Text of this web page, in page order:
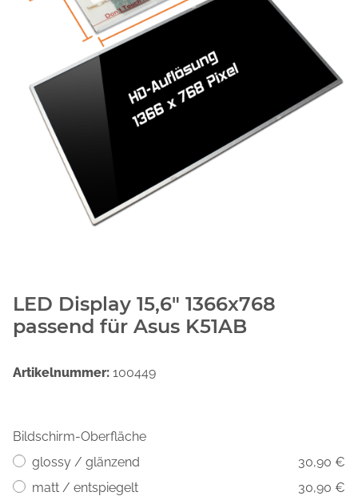
LED Display 15,6" 1366x768
passend für Asus K51AB
Artikelnummer: 100449
Bildschirm-Oberfläche
glossy / glänzend
30,90 €
matt / entspiegelt
30,90 €